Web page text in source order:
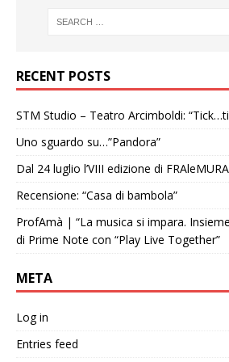
RECENT POSTS
STM Studio – Teatro Arcimboldi:
Uno sguardo su…”Pandora”
Dal 24 luglio l’VIII edizione di
Recensione: “Casa di bambola”
ProfAmà | “La musica si impara.
di Prime Note con “Play Live Together”
META
Log in
Entries feed